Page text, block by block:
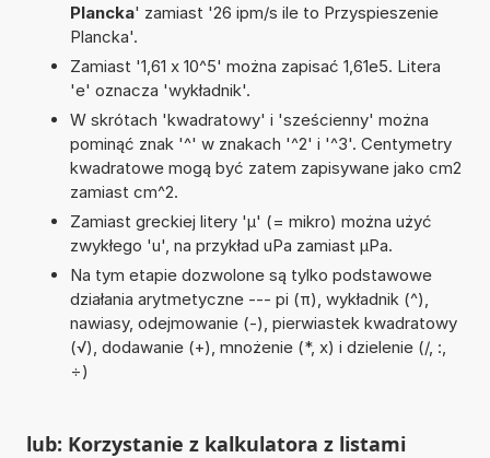
Plancka' zamiast '26 ipm/s ile to Przyspieszenie
Plancka'.
Zamiast '1,61 x 10^5' można zapisać 1,61e5. Litera
'e' oznacza 'wykładnik'.
W skrótach 'kwadratowy' i 'sześcienny' można
pominąć znak '^' w znakach '^2' i '^3'. Centymetry
kwadratowe mogą być zatem zapisywane jako cm2
zamiast cm^2.
Zamiast greckiej litery 'µ' (= mikro) można użyć
zwykłego 'u', na przykład uPa zamiast µPa.
Na tym etapie dozwolone są tylko podstawowe
działania arytmetyczne --- pi (π), wykładnik (^),
nawiasy, odejmowanie (-), pierwiastek kwadratowy
(√), dodawanie (+), mnożenie (*, x) i dzielenie (/, :,
÷)
lub: Korzystanie z kalkulatora z listami